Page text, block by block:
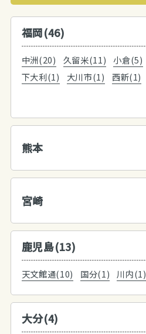
福岡(46)
中洲(20) 久留米(11) 小倉(5)
下大利(1)
大川市(1)
西新(1)
熊本
宮崎
鹿児島(13)
天文館通(10) 国分(1) 川内(1)
大分(4)